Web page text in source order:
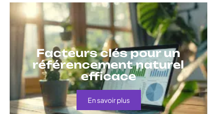
Facteurs clés pour un
référencement naturel
efficace
En savoir plus